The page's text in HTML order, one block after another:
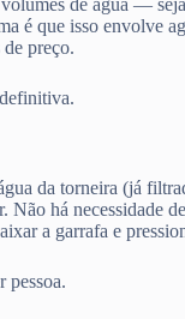
é que isso envolve
preço.
da torneira (já
Não há necessidade
a garrafa e
pessoa.